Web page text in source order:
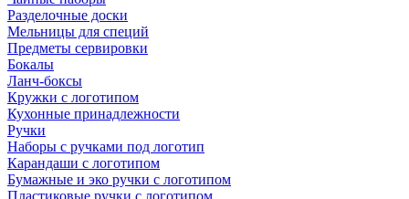
Разделочные доски
Мельницы для специй
Предметы сервировки
Бокалы
Ланч-боксы
Кружки с логотипом
Кухонные принадлежности
Ручки
Наборы с ручками под логотип
Карандаши с логотипом
Бумажные и эко ручки с логотипом
Пластиковые ручки с логотипом